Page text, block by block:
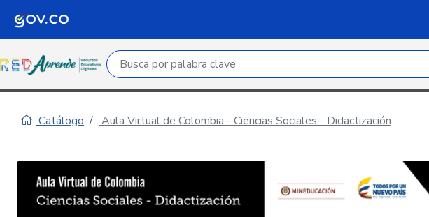
Campo de búsqueda por palabra clave
Catálogo Aula Virtual de Colombia - Ciencias Sociales - Didactización